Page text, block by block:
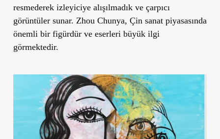
resmederek izleyiciye alışılmadık ve çarpıcı
görüntüler sunar. Zhou Chunya, Çin sanat piyasasında
önemli bir figürdür ve eserleri büyük ilgi
görmektedir.